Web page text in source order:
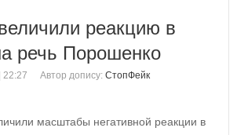
реакцию в
речь Порошенко
22:27 Автор допису: СтопФейк
масштабы негативной реакции в